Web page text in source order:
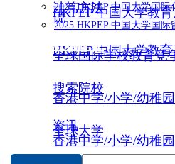
2025 HKPEP 中国大学国
2025 HKPEP 中国大学国际
说
HKPEP 中国大学教
全球国际学校教育竞
香港中学/小学/幼稚
香港中学/小学/幼稚
计算方法
HKPEP 中国大学教
数据提交
搜索院校
全球大学
资讯